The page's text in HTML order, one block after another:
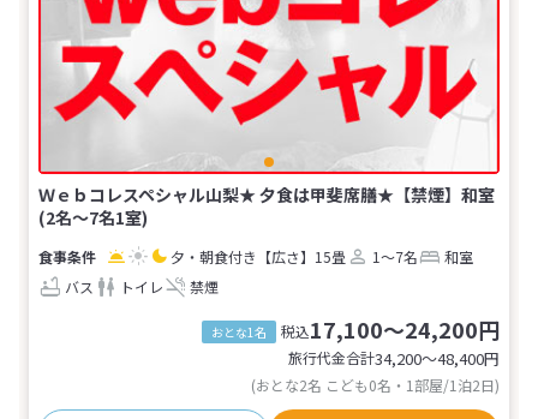
Ｗｅｂコレスペシャル山梨★ 夕食は甲斐席膳★【禁煙】和室
(2名～7名1室)
夕・朝食付き 【広さ】15畳 1～7名
和室
バス
トイレ 禁煙
おとな1名 税込17,100～24,200円
旅行代金合計34,200〜48,400円
(おとな2名 こども0名・1部屋/1泊2日)